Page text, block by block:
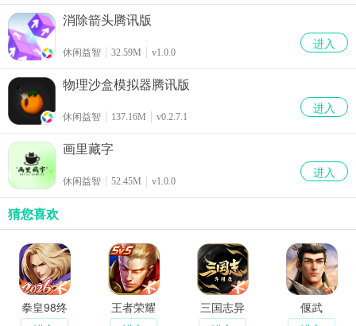
消除箭头腾讯版
休闲益智 32.59M v1.0.0
进入
物理沙盒模拟器腾讯版
休闲益智 137.16M v0.2.7.1
进入
画里藏字
休闲益智 52.45M v1.0.0
进入
猜您喜欢
拳皇98终
王者荣耀
三国志异
偃武